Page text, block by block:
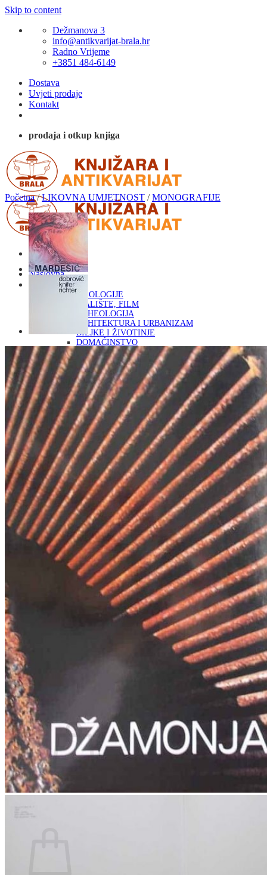
Skip to content
Dežmanova 3
info@antikvarijat-brala.hr
Radno Vrijeme
+3851 484-6149
Dostava
Uvjeti prodaje
Kontakt
prodaja i otkup knjiga
Naslovna
KNJIGE
OD ARHEOLOGIJE
DO KAZALIŠTE, FILM
ARHEOLOGIJA
ARHITEKTURA I URBANIZAM
BILJKE I ŽIVOTINJE
DOMAĆINSTVO
ENCIKLOPEDIJE I LEKSIKONI
ETNOLOGIJA
FILOZOFIJA, SOCIOLOGIJA, ANTROPOLOGIJA
FOTOGRAFIJA
GLAZBENA UMJETNOST
KAZALIŠTE, FILM
OD KNJIŽEVNOST
DO RELIGIJA
KNJIŽEVNOST
LIKOVNA UMJETNOST
LJEKOVITO BILJE I ZDRAVLJE
MITOLOGIJA
POVIJEST I PUBLICISTIKA
PRIRODNE ZNANOSTI
PSIHOLOGIJA, POPULARNA PSIHOLOGIJA,
ALTERNATIVA
RAZNO
RELIGIJA
OD RJEČNIKA
DO ZEMLJOVIDA
RJEČNICI, GRAMATIKE, PRAVOPISI…
ŠAH
SPORT
STRIPOVI
TEHNIČKE ZNANOSTI
TEORIJA I POVIJEST KNJIŽEVNOSTI
VEDUTE
ZEMLJOVIDI
Nema proizvoda u košarici
Početna / LIKOVNA UMJETNOST / MONOGRAFIJE